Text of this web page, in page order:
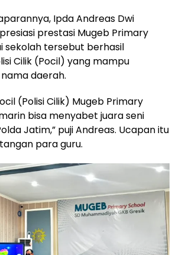
Ipda Andreas Dwi
prestasi Mugeb Primary
sekolah tersebut berhasil
Cilik (Pocil) yang mampu
daerah.
(Polisi Cilik) Mugeb Primary
bisa menyabet juara seni
Jatim,” puji Andreas. Ucapan itu
para guru.